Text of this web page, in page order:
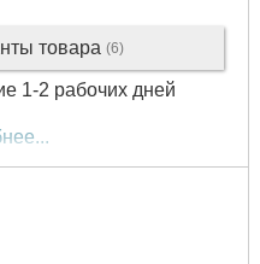
товара (6)
1-2 рабочих дней